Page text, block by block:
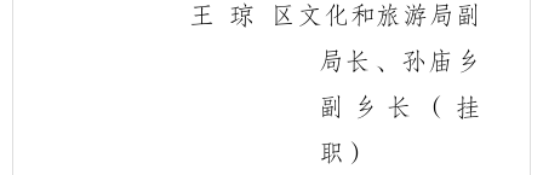
王
琼
区文化和旅游局副
局长、孙庙乡
副乡长（挂
职）